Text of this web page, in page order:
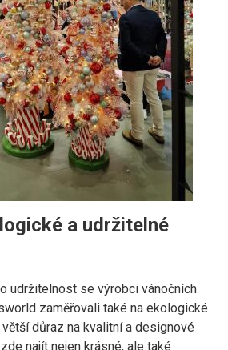
a udržitelné
udržitelnost se výrobci vánočních
zaměřovali také na ekologické
důraz na kvalitní a designové
najít nejen krásné, ale také